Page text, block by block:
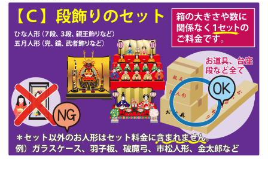
第48回人形供養祭令和3年12月3日(金)
第47回人形供養祭 令和3年10月11日(月)
第46回人形供養祭 令和3年9月13日(月)
第45回人形供養祭令和3年7月12日(月)
第44回人形供養祭令和3年6月3日(木)
第43回人形供養祭令和3年4月23日(金)